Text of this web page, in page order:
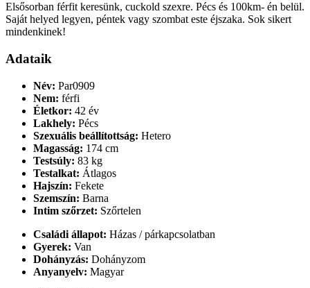
Elsősorban férfit keresünk, cuckold szexre. Pécs és 100km- én belül.
Saját helyed legyen, péntek vagy szombat este éjszaka. Sok sikert
mindenkinek!
Adataik
Név: Par0909
Nem: férfi
Életkor: 42 év
Lakhely: Pécs
Szexuális beállítottság: Hetero
Magasság: 174 cm
Testsúly: 83 kg
Testalkat: Átlagos
Hajszín: Fekete
Szemszín: Barna
Intim szőrzet: Szőrtelen
Családi állapot: Házas / párkapcsolatban
Gyerek: Van
Dohányzás: Dohányzom
Anyanyelv: Magyar